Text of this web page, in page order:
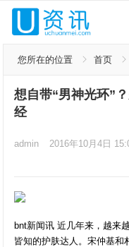
您所在的位置 首页
想自带“男神光环”
经
admin 2016年10月4日
bnt新闻讯 近几年来，越来
皆知的护肤达人。宋仲基和